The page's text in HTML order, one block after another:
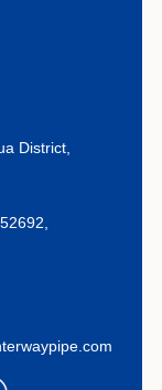
District,